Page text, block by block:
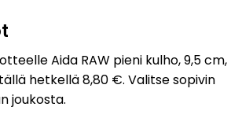
Aida RAW pieni kulho, 9,5 cm,
hetkellä 8,80 €. Valitse sopivin
joukosta.